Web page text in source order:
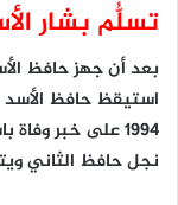
تسلُّم بشار
بعد أن جهز حافظ
استيقظ حافظ الأسد
1994 على خبر
نجل حافظ الثاني